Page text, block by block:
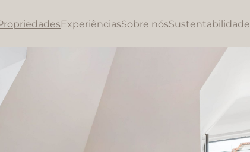
ExperiênciasSobre nósSustentabilidade